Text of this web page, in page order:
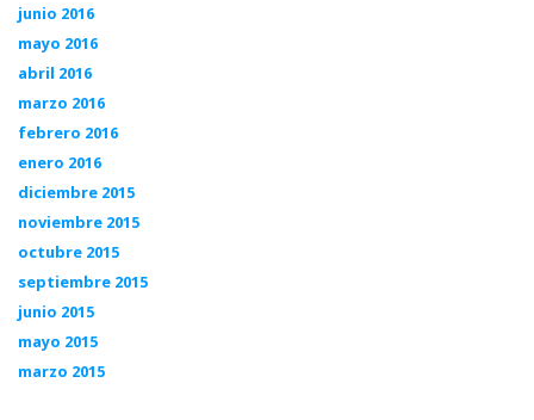
junio 2016
mayo 2016
abril 2016
marzo 2016
febrero 2016
enero 2016
diciembre 2015
noviembre 2015
octubre 2015
septiembre 2015
junio 2015
mayo 2015
marzo 2015